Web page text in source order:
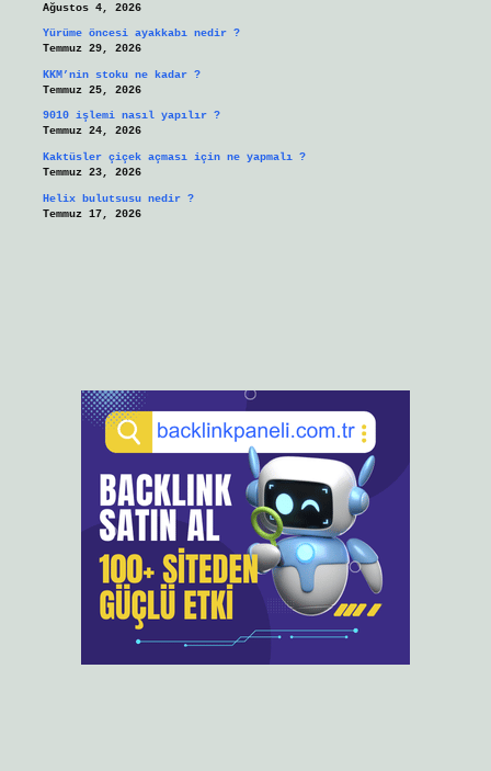
Ağustos 4, 2026
Yürüme öncesi ayakkabı nedir ?
Temmuz 29, 2026
KKM’nin stoku ne kadar ?
Temmuz 25, 2026
9010 işlemi nasıl yapılır ?
Temmuz 24, 2026
Kaktüsler çiçek açması için ne yapmalı ?
Temmuz 23, 2026
Helix bulutsusu nedir ?
Temmuz 17, 2026